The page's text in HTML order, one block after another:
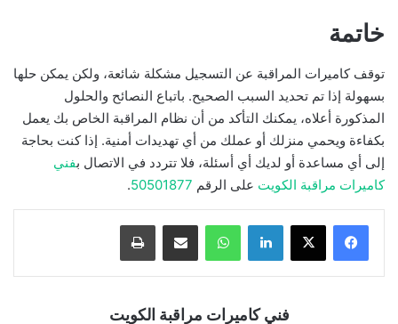
خاتمة
توقف كاميرات المراقبة عن التسجيل مشكلة شائعة، ولكن يمكن حلها
بسهولة إذا تم تحديد السبب الصحيح. باتباع النصائح والحلول
المذكورة أعلاه، يمكنك التأكد من أن نظام المراقبة الخاص بك يعمل
بكفاءة ويحمي منزلك أو عملك من أي تهديدات أمنية. إذا كنت بحاجة
إلى أي مساعدة أو لديك أي أسئلة، فلا تتردد في الاتصال بفني
كاميرات مراقبة الكويت على الرقم 50501877
.
لينكدإن واتساب مشاركة بالبريد الإلكترونيطباعة
فني كاميرات مراقبة الكويت